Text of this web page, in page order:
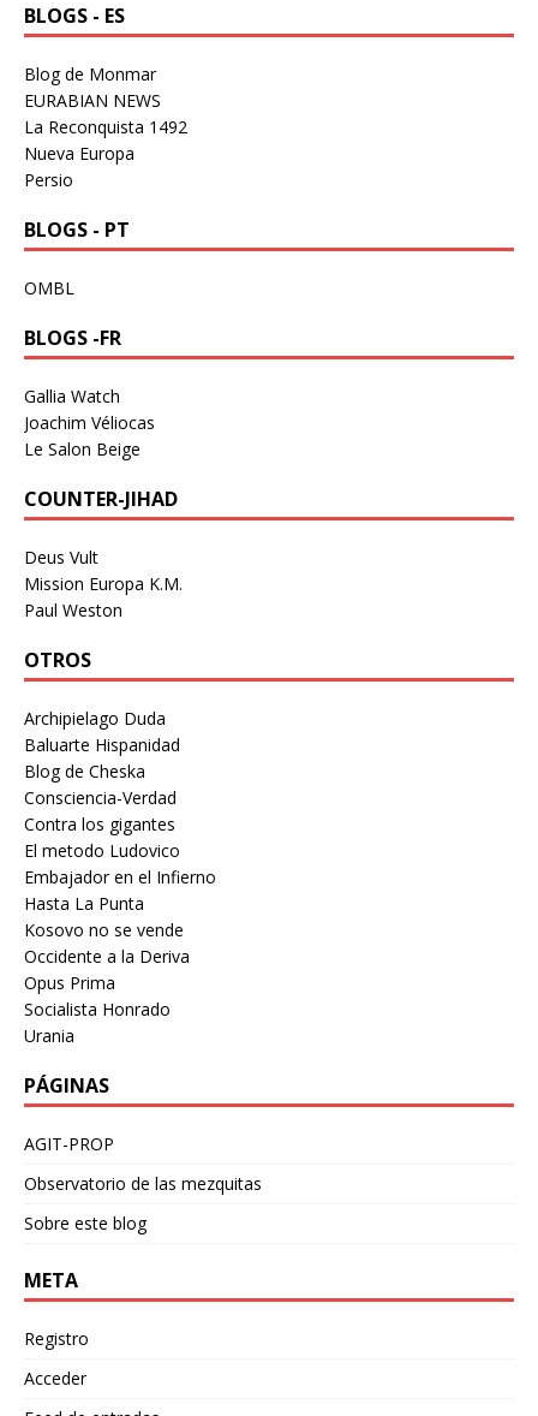
BLOGS - ES
Blog de Monmar
EURABIAN NEWS
La Reconquista 1492
Nueva Europa
Persio
BLOGS - PT
OMBL
BLOGS -FR
Gallia Watch
Joachim Véliocas
Le Salon Beige
COUNTER-JIHAD
Deus Vult
Mission Europa K.M.
Paul Weston
OTROS
Archipielago Duda
Baluarte Hispanidad
Blog de Cheska
Consciencia-Verdad
Contra los gigantes
El metodo Ludovico
Embajador en el Infierno
Hasta La Punta
Kosovo no se vende
Occidente a la Deriva
Opus Prima
Socialista Honrado
Urania
PÁGINAS
AGIT-PROP
Observatorio de las mezquitas
Sobre este blog
META
Registro
Acceder